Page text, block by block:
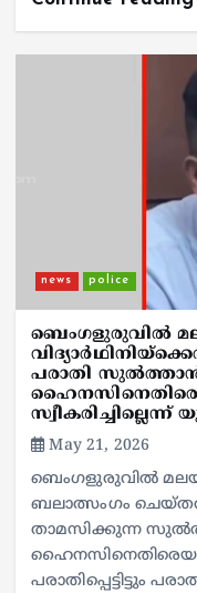
news police
ബെംഗളുരുവില്‍
പരാതി
സ്വീകരിച്ചില്ലെന്ന്
May 21, 2026
ബെംഗളുരുവില്‍
ബലാത്സംഗം
താമസിക്കുന്ന
പരാതിപ്പെട്ടിട്ടും